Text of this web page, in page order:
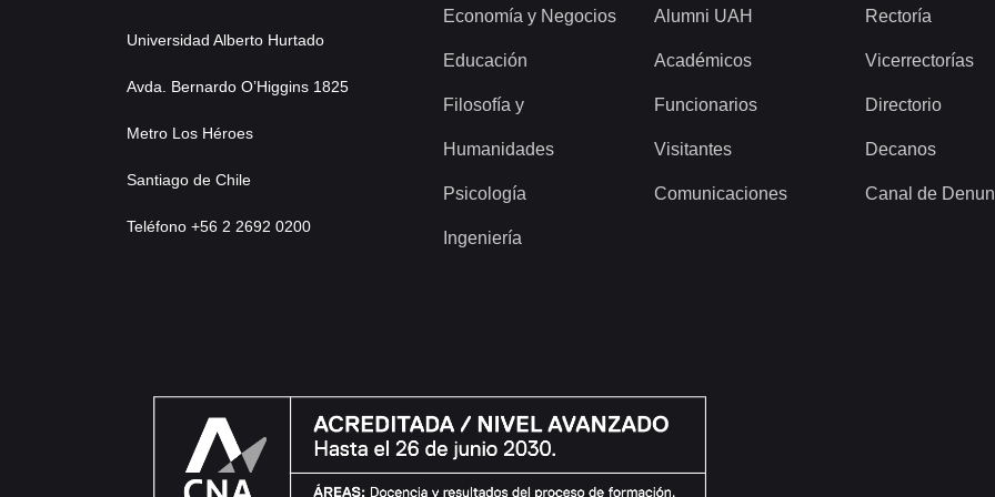
Universidad Alberto Hurtado
Avda. Bernardo O’Higgins 1825
Metro Los Héroes
Santiago de Chile
Teléfono +56 2 2692 0200
Economía y Negocios
Educación
Filosofía y
Humanidades
Psicología
Ingeniería
Alumni UAH
Académicos
Funcionarios
Visitantes
Comunicaciones
Rectoría
Vicerrectorías
Directorio
Decanos
Canal de